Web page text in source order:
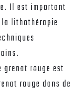
Il est important
lithothérapie
grenat rouge est
rouge dans de